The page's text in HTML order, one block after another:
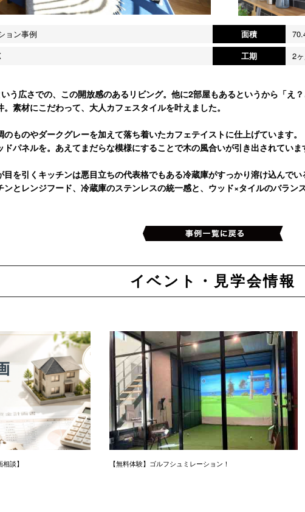
ョン事例 面積
工期 2
う広さでの、この開放感のあるリビング。他に2部屋もあるというから「え？
素材にこだわって、大人カフェスタイルを叶えました。
ものやダークグレーを加えて落ち着いたカフェテイストに仕上げています。
パネルを。あえてまだらな模様にすることで木の風合いが引き出されていま
を引くキッチンは悪目立ちの代表格でもある冷蔵庫がすっかり溶け込んでい
とレンジフード、冷蔵庫のステンレスの統一感と、ウッド×タイルのバラン
イベント・見学会情報
談】 【無料体験】ゴルフシュミレーション！